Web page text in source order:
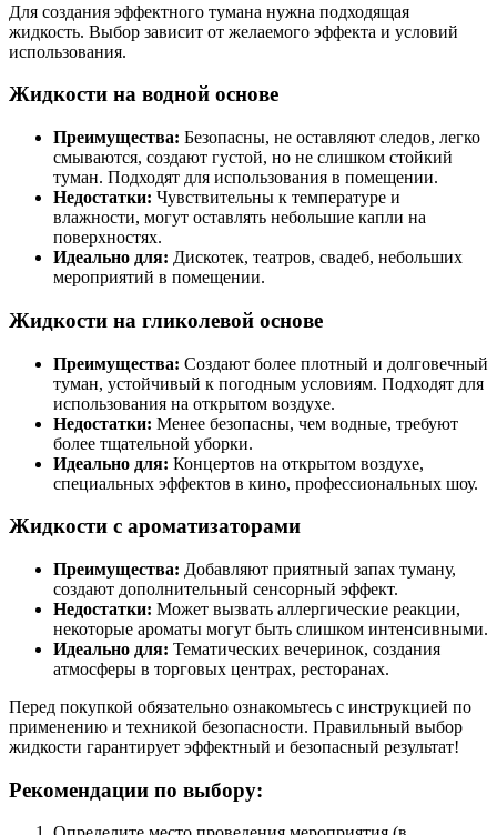
Для создания эффектного тумана нужна подходящая
жидкость. Выбор зависит от желаемого эффекта и условий
использования.
Жидкости на водной основе
Преимущества: Безопасны, не оставляют следов, легко
смываются, создают густой, но не слишком стойкий
туман. Подходят для использования в помещении.
Недостатки: Чувствительны к температуре и
влажности, могут оставлять небольшие капли на
поверхностях.
Идеально для: Дискотек, театров, свадеб, небольших
мероприятий в помещении.
Жидкости на гликолевой основе
Преимущества: Создают более плотный и долговечный
туман, устойчивый к погодным условиям. Подходят для
использования на открытом воздухе.
Недостатки: Менее безопасны, чем водные, требуют
более тщательной уборки.
Идеально для: Концертов на открытом воздухе,
специальных эффектов в кино, профессиональных шоу.
Жидкости с ароматизаторами
Преимущества: Добавляют приятный запах туману,
создают дополнительный сенсорный эффект.
Недостатки: Может вызвать аллергические реакции,
некоторые ароматы могут быть слишком интенсивными.
Идеально для: Тематических вечеринок, создания
атмосферы в торговых центрах, ресторанах.
Перед покупкой обязательно ознакомьтесь с инструкцией по
применению и техникой безопасности. Правильный выбор
жидкости гарантирует эффектный и безопасный результат!
Рекомендации по выбору: